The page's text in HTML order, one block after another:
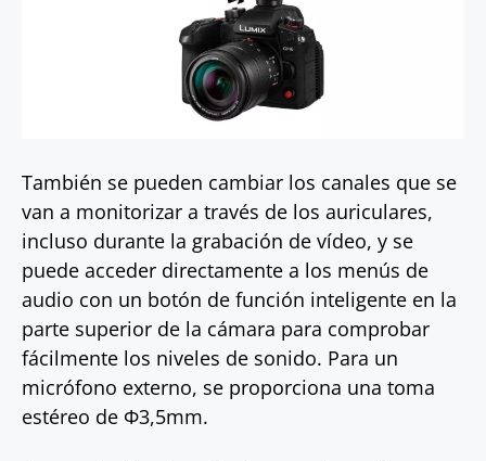
También se pueden cambiar los canales que se
van a monitorizar a través de los auriculares,
incluso durante la grabación de vídeo, y se
puede acceder directamente a los menús de
audio con un botón de función inteligente en la
parte superior de la cámara para comprobar
fácilmente los niveles de sonido. Para un
micrófono externo, se proporciona una toma
estéreo de Φ3,5mm.